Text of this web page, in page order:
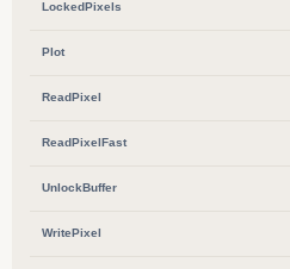
LockedPixels
Plot
ReadPixel
ReadPixelFast
UnlockBuffer
WritePixel